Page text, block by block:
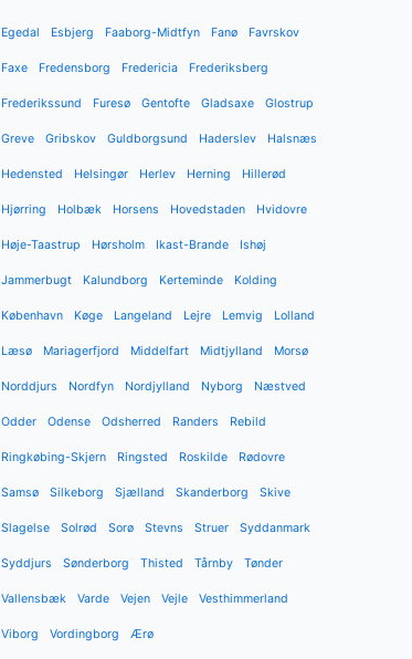
Egedal Esbjerg Faaborg-Midtfyn Fanø Favrskov
Faxe Fredensborg Fredericia Frederiksberg
Frederikssund Furesø Gentofte Gladsaxe Glostrup
Greve Gribskov Guldborgsund Haderslev Halsnæs
Hedensted Helsingør Herlev Herning Hillerød
Hjørring Holbæk Horsens Hovedstaden Hvidovre
Høje-Taastrup Hørsholm Ikast-Brande Ishøj
Jammerbugt Kalundborg Kerteminde Kolding
København Køge Langeland Lejre Lemvig Lolland
Læsø Mariagerfjord Middelfart Midtjylland Morsø
Norddjurs Nordfyn Nordjylland Nyborg Næstved
Odder Odense Odsherred Randers Rebild
Ringkøbing-Skjern Ringsted Roskilde Rødovre
Samsø Silkeborg Sjælland Skanderborg Skive
Slagelse Solrød Sorø Stevns Struer Syddanmark
Syddjurs Sønderborg Thisted Tårnby Tønder
Vallensbæk Varde Vejen Vejle Vesthimmerland
Viborg Vordingborg Ærø